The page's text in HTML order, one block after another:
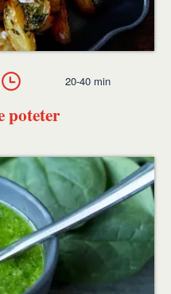
poteter
20-40 min